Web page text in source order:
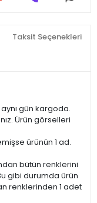
Taksit Seçenekleri
gün kargoda.
Ürün görselleri
ürünün 1 ad.
bütün renklerini
gibi durumda ürün
renklerinden 1 adet